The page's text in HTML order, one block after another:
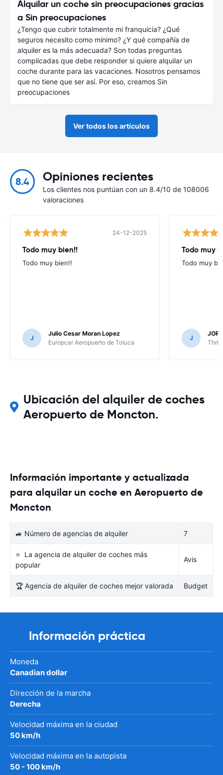
Alquilar un coche sin preocupaciones gracias
a Sin preocupaciones
¿Tengo que cubrir totalmente mi franquicia? ¿Qué
seguros necesito como mínimo? ¿Y qué compañía de
alquiler es la más adecuada? Son todas preguntas
complicadas que debe responder si quiere alquilar un
coche durante para las vacaciones. Nosotros pensamos
que no tiene que ser así. Por eso, creamos Sin
preocupaciones
Ver todos los artículos
8.4 Opiniones recientes
Los clientes nos puntúan con un 8.4/10 de 108006
valoraciones
24-12-2025
Todo muy bien!!
Todo muy bien!!
J
Julio Cesar Moran Lopez
Europcar Aeropuerto de Toluca
Todo muy
Todo muy
J
Ubicación del alquiler de coches
Aeropuerto de Moncton.
Información importante y actualizada
para alquilar un coche en Aeropuerto de
Moncton
🚙 Número de agencias de alquiler 7
⭐ La agencia de alquiler de coches más
popular
Avis
🏆 Agencia de alquiler de coches mejor valorada Budget
Información práctica
Moneda
Canadian dollar
Dirección de la marcha
Derecha
Velocidad máxima en la ciudad
50 km/h
Velocidad máxima en la autopista
50 - 100 km/h